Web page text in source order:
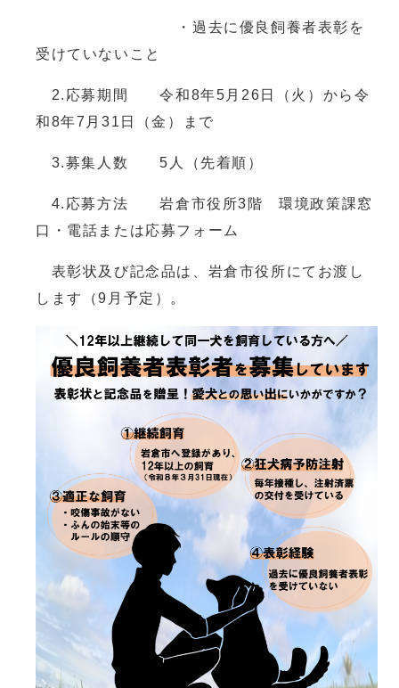
・過去に優良飼養者表彰を
受けていないこと
2.応募期間 令和8年5月26日（火）から令
和8年7月31日（金）まで
3.募集人数 5人（先着順）
4.応募方法 岩倉市役所3階 環境政策課窓
口・電話または応募フォーム
表彰状及び記念品は、岩倉市役所にてお渡し
します（9月予定）。